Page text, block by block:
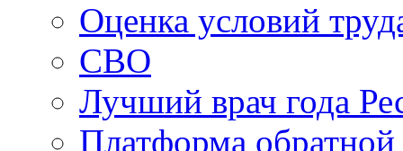
Оценка условий
СВО
Лучший врач года
Платформа